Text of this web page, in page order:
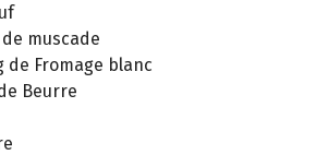
muscade
de Fromage blanc
Beurre